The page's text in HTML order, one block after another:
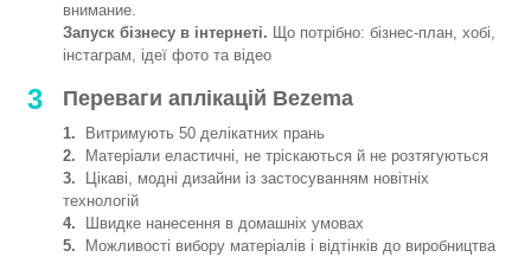
внимание.
Запуск бізнесу в інтернеті. Що потрібно: бізнес-план, хобі,
інстаграм, ідеї фото та відео
3 Переваги аплікацій Bezema
1. Витримують 50 делікатних прань
2. Матеріали еластичні, не тріскаються й не розтягуються
3. Цікаві, модні дизайни із застосуванням новітніх
технологій
4. Швидке нанесення в домашніх умовах
5. Можливості вибору матеріалів і відтінків до виробництва